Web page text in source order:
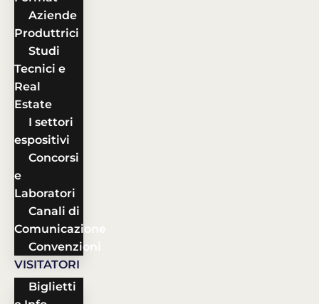
Aziende
Produttrici
Studi
Tecnici e
Real
Estate
I settori
espositivi
Concorsi
e
Laboratori
Canali di
Comunicazione
Convenzioni
VISITATORI
Biglietti